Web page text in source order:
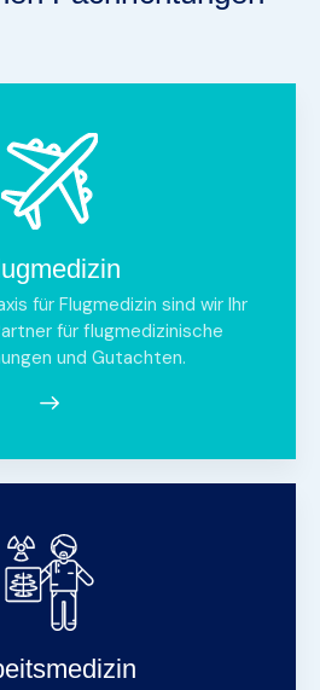
für Flugmedizin sind wir Ihr
für flugmedizinische
und Gutachten.